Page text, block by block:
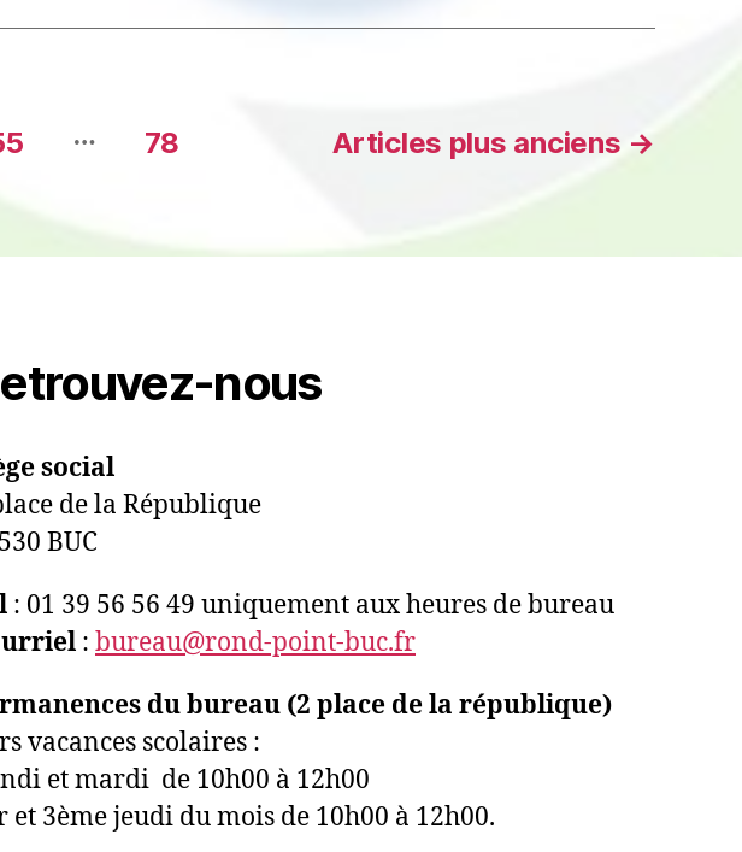
… 78 Articles plus anciens →
nous
social
de la République
BUC
: 01 39 56 56 49 uniquement aux heures de bureau
: bureau@rond-point-buc.fr
du bureau (2 place de la république)
vacances scolaires :
et mardi de 10h00 à 12h00
et 3ème jeudi du mois de 10h00 à 12h00.